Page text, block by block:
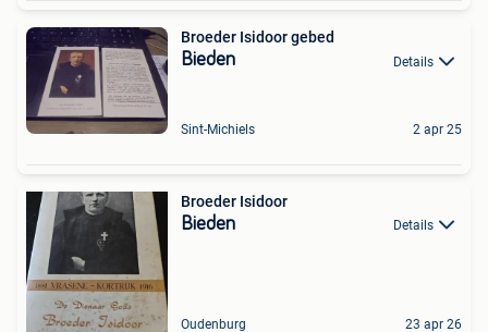
Broeder Isidoor gebed
Bieden Details
Sint-Michiels 2 apr 25
Broeder Isidoor
Bieden Details
Oudenburg 23 apr 26